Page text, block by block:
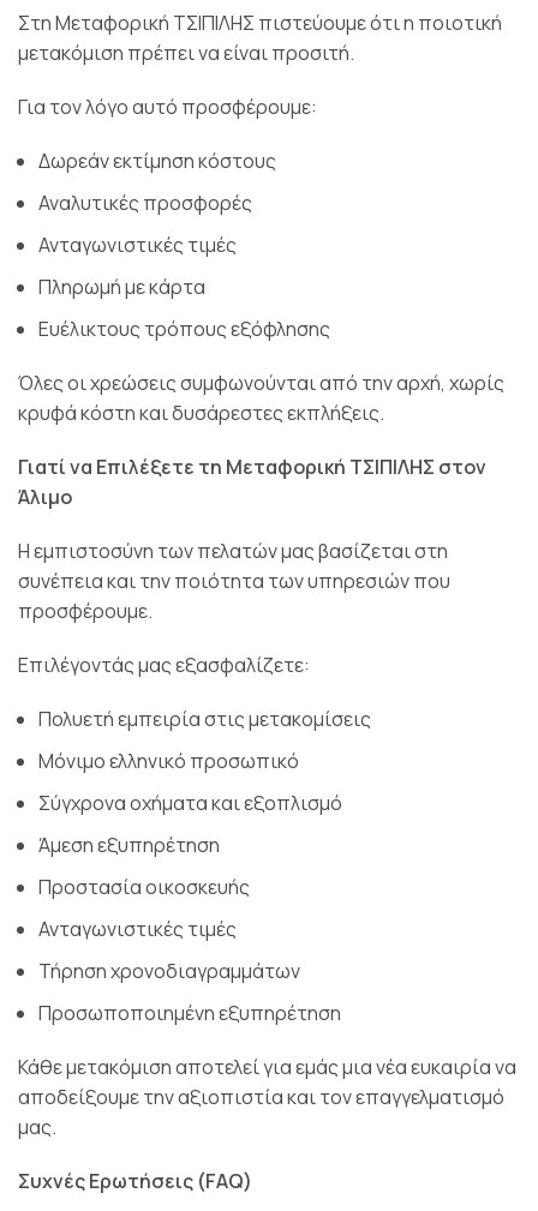
Στη Μεταφορική ΤΣΙΠΙΛΗΣ πιστεύουμε ότι η ποιοτική
μετακόμιση πρέπει να είναι προσιτή.
Για τον λόγο αυτό προσφέρουμε:
Δωρεάν εκτίμηση κόστους
Αναλυτικές προσφορές
Ανταγωνιστικές τιμές
Πληρωμή με κάρτα
Ευέλικτους τρόπους εξόφλησης
Όλες οι χρεώσεις συμφωνούνται από την αρχή, χωρίς
κρυφά κόστη και δυσάρεστες εκπλήξεις.
Γιατί να Επιλέξετε τη Μεταφορική ΤΣΙΠΙΛΗΣ στον
Άλιμο
Η εμπιστοσύνη των πελατών μας βασίζεται στη
συνέπεια και την ποιότητα των υπηρεσιών που
προσφέρουμε.
Επιλέγοντάς μας εξασφαλίζετε:
Πολυετή εμπειρία στις μετακομίσεις
Μόνιμο ελληνικό προσωπικό
Σύγχρονα οχήματα και εξοπλισμό
Άμεση εξυπηρέτηση
Προστασία οικοσκευής
Ανταγωνιστικές τιμές
Τήρηση χρονοδιαγραμμάτων
Προσωποποιημένη εξυπηρέτηση
Κάθε μετακόμιση αποτελεί για εμάς μια νέα ευκαιρία να
αποδείξουμε την αξιοπιστία και τον επαγγελματισμό
μας.
Συχνές Ερωτήσεις (FAQ)